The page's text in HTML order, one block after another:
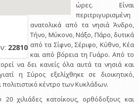
22810
ώρες. Είναι
περιτριγυρισμένη
ανατολικά από τα νησιά Άνδρο,
Τήνο, Μύκονο, Νάξο, Πάρο, δυτικά
από τα Σίφνο, Σέριφο, Κύθνο, Κέα
και από βόρεια τη Γυάρο. Από το
να δει κανείς όλα αυτά τα νησιά και
η Σύρος εξελίχθηκε σε διοικητικό,
κέντρο των Κυκλάδων.
χιλιάδες κατοίκους, ορθόδοξους και